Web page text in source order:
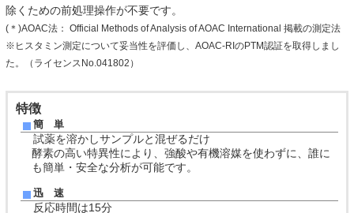
除くための前処理操作が不要です。
(＊)AOAC法： Official Methods of Analysis of AOAC International 掲載の測定法
※ヒスタミン測定について妥当性を評価し、AOAC-RIのPTM認証を取得しまし
た。（ライセンスNo.041802）
特徴
簡 単
試薬を溶かしサンプルと混ぜるだけ
酵素の高い特異性により、強酸や有機溶媒を使わずに、誰に
も簡単・安全な分析が可能です。
迅 速
反応時間は15分